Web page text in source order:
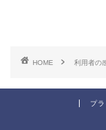
HOME 利用者の
プ